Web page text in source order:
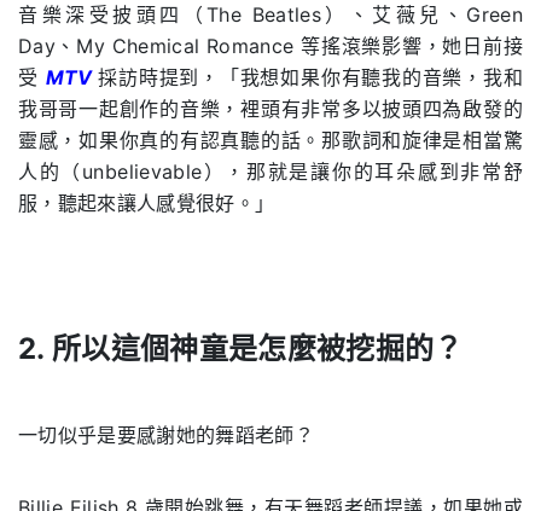
音樂深受披頭四（The Beatles）、艾薇兒、Green
Day、My Chemical Romance 等搖滾樂影響，她日前接
受 MTV 採訪時提到，「我想如果你有聽我的音樂，我和
我哥哥一起創作的音樂，裡頭有非常多以披頭四為啟發的
靈感，如果你真的有認真聽的話。那歌詞和旋律是相當驚
人的（unbelievable），那就是讓你的耳朵感到非常舒
服，聽起來讓人感覺很好。」
2. 所以這個神童是怎麼被挖掘的？
一切似乎是要感謝她的舞蹈老師？